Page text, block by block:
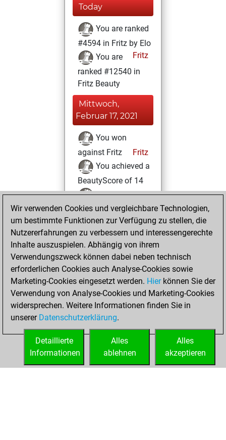
Today
You are ranked
#4594 in Fritz by Elo
Fritz
You are
ranked #12540 in
Fritz Beauty
Mittwoch,
Februar 17, 2021
You won
against Fritz
Fritz
You achieved a
BeautyScore of 14
You achieved a
new Elo of 1622
You played 7
blitz games
Play
You scored +2
=0 -5 in blitz
Samstag, Februar
13, 2021
You created
your Fritz account
Wir verwenden Cookies und vergleichbare Technologien,
um bestimmte Funktionen zur Verfügung zu stellen, die
Nutzererfahrungen zu verbessern und interessengerechte
Inhalte auszuspielen. Abhängig von ihrem
Verwendungszweck können dabei neben technisch
erforderlichen Cookies auch Analyse-Cookies sowie
Marketing-Cookies eingesetzt werden. Hierkönnen Sie der
Verwendung von Analyse-Cookies und Marketing-Cookies
widersprechen. Weitere Informationen finden Sie in
unserer Datenschutzerklärung.
Alles
akzeptieren
Alles
ablehnen
Detaillierte
Informationen